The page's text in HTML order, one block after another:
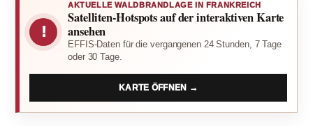
!
AKTUELLE WALDBRANDLAGE IN FRANKREICH
Satelliten-Hotspots auf der interaktiven Karte
ansehen
EFFIS-Daten für die vergangenen 24 Stunden, 7 Tage
oder 30 Tage.
KARTE ÖFFNEN →